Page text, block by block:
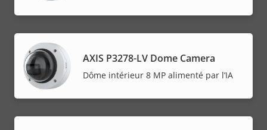
AXIS P3278-LV Dome Camera
Dôme intérieur 8 MP alimenté par l’IA